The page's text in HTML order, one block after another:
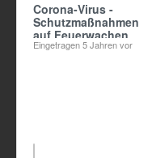
Corona-Virus -
Schutzmaßnahmen
auf Feuerwachen
Eingetragen5 Jahren vor